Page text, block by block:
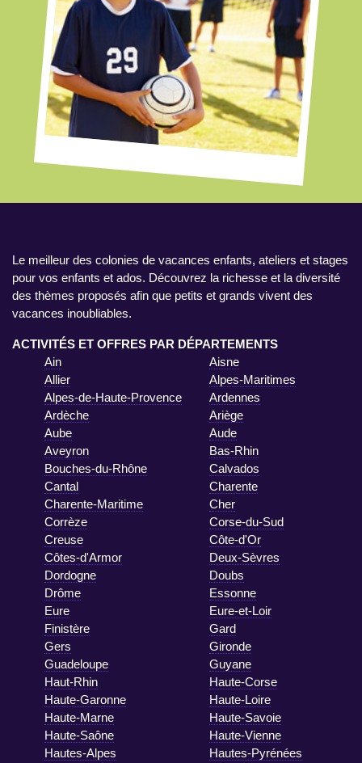
Le meilleur des colonies de vacances enfants, ateliers et stages
pour vos enfants et ados. Découvrez la richesse et la diversité
des thèmes proposés afin que petits et grands vivent des
vacances inoubliables.
ACTIVITÉS ET OFFRES PAR DÉPARTEMENTS
Ain
Aisne
Allier
Alpes-Maritimes
Alpes-de-Haute-Provence
Ardennes
Ardèche
Ariège
Aube
Aude
Aveyron
Bas-Rhin
Bouches-du-Rhône
Calvados
Cantal
Charente
Charente-Maritime
Cher
Corrèze
Corse-du-Sud
Creuse
Côte-d'Or
Côtes-d'Armor
Deux-Sèvres
Dordogne
Doubs
Drôme
Essonne
Eure
Eure-et-Loir
Finistère
Gard
Gers
Gironde
Guadeloupe
Guyane
Haut-Rhin
Haute-Corse
Haute-Garonne
Haute-Loire
Haute-Marne
Haute-Savoie
Haute-Saône
Haute-Vienne
Hautes-Alpes
Hautes-Pyrénées